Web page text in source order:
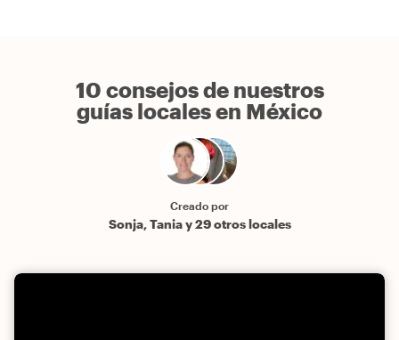
10 consejos de nuestros
guías locales en México
Creado por
Sonja, Tania y 29 otros locales